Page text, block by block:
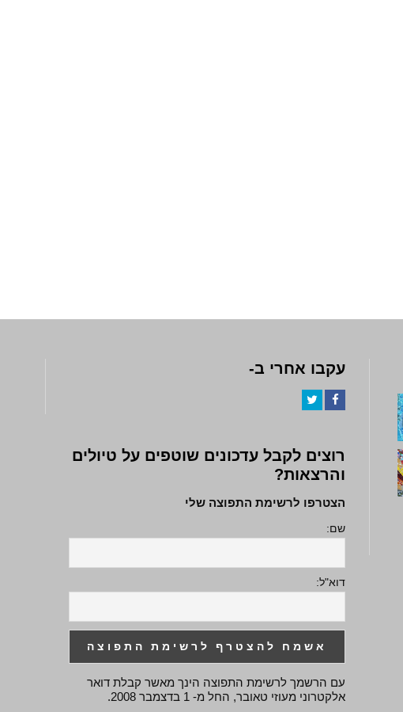
עקבו אחרי ב-
רוצים לקבל עדכונים שוטפים על טיולים
והרצאות?
הצטרפו לרשימת התפוצה שלי
שם:
דוא"ל:
עם הרשמך לרשימת התפוצה הינך מאשר קבלת דואר
אלקטרוני מעוזי טאובר, החל מ- 1 בדצמבר 2008.